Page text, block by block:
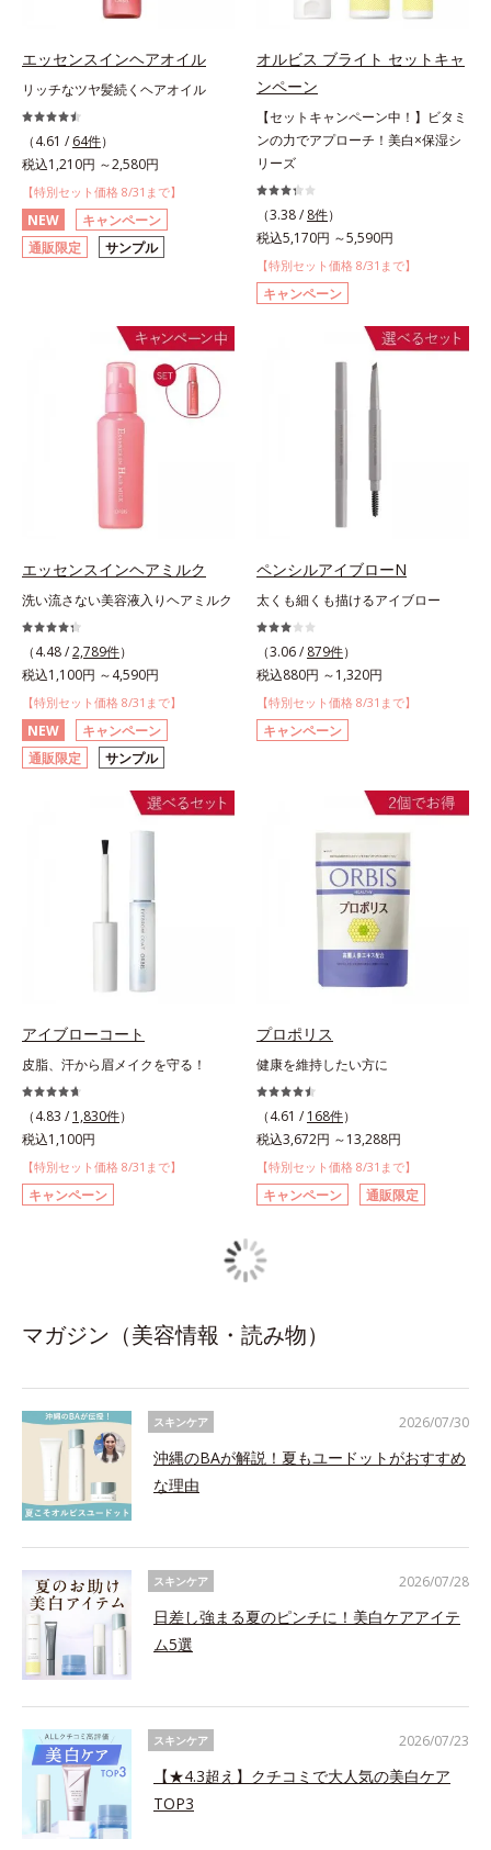
エッセンスインヘアオイル
リッチなツヤ髪続くヘアオイル
（4.61 / 64件）
税込1,210円 ～2,580円
【特別セット価格 8/31まで】
NEW
キャンペーン
通販限定
サンプル
オルビス ブライト セットキャ
ンペーン
【セットキャンペーン中！】ビタミ
ンの力でアプローチ！美白×保湿シ
リーズ
（3.38 / 8件）
税込5,170円 ～5,590円
【特別セット価格 8/31まで】
キャンペーン
エッセンスインヘアミルク
洗い流さない美容液入りヘアミルク
（4.48 /2,789件）
税込1,100円 ～4,590円
【特別セット価格 8/31まで】
NEW
キャンペーン
通販限定
サンプル
ペンシルアイブローN
太くも細くも描けるアイブロー
（3.06 / 879件）
税込880円 ～1,320円
【特別セット価格 8/31まで】
キャンペーン
アイブローコート
皮脂、汗から眉メイクを守る！
（4.83 / 1,830件）
税込1,100円
【特別セット価格 8/31まで】
キャンペーン
プロポリス
健康を維持したい方に
（4.61 / 168件）
税込3,672円 ～13,288円
【特別セット価格 8/31まで】
キャンペーン 通販限定
マガジン（美容情報・読み物）
スキンケア
沖縄のBAが解説！夏もユードットがおすすめ
な理由
2026/07/30
スキンケア
日差し強まる夏のピンチに！美白ケアアイテ
ム5選
2026/07/28
スキンケア
【★4.3超え】クチコミで大人気の美白ケア
TOP3
2026/07/23